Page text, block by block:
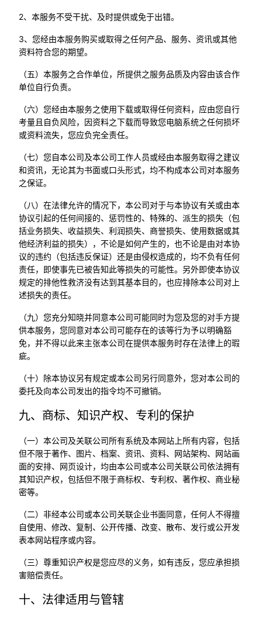
2、本服务不受干扰、及时提供或免于出错。
3、您经由本服务购买或取得之任何产品、服务、资讯或其他
资料符合您的期望。
（五）本服务之合作单位，所提供之服务品质及内容由该合作
单位自行负责。
（六）您经由本服务之使用下载或取得任何资料，应由您自行
考量且自负风险，因资料之下载而导致您电脑系统之任何损坏
或资料流失，您应负完全责任。
（七）您自本公司及本公司工作人员或经由本服务取得之建议
和资讯，无论其为书面或口头形式，均不构成本公司对本服务
之保证。
（八）在法律允许的情况下，本公司对于与本协议有关或由本
协议引起的任何间接的、惩罚性的、特殊的、派生的损失（包
括业务损失、收益损失、利润损失、商誉损失、使用数据或其
他经济利益的损失），不论是如何产生的，也不论是由对本协
议的违约（包括违反保证）还是由侵权造成的，均不负有任何
责任，即使事先已被告知此等损失的可能性。另外即使本协议
规定的排他性救济没有达到其基本目的，也应排除本公司对上
述损失的责任。
（九）您充分知晓并同意本公司可能同时为您及您的对手方提
供本服务，您同意对本公司可能存在的该等行为予以明确豁
免，并不得以此来主张本公司在提供本服务时存在法律上的瑕
疵。
（十）除本协议另有规定或本公司另行同意外，您对本公司的
委托及向本公司发出的指令均不可撤销。
九、商标、知识产权、专利的保护
（一）本公司及关联公司所有系统及本网站上所有内容，包括
但不限于著作、图片、档案、资讯、资料、网站架构、网站画
面的安排、网页设计，均由本公司或本公司关联公司依法拥有
其知识产权，包括但不限于商标权、专利权、著作权、商业秘
密等。
（二）非经本公司或本公司关联企业书面同意，任何人不得擅
自使用、修改、复制、公开传播、改变、散布、发行或公开发
表本网站程序或内容。
（三）尊重知识产权是您应尽的义务，如有违反，您应承担损
害赔偿责任。
十、法律适用与管辖